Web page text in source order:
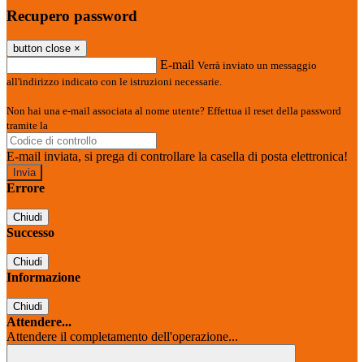
Recupero password
button close ×
E-mail Verrà inviato un messaggio
all'indirizzo indicato con le istruzioni necessarie.
Non hai una e-mail associata al nome utente? Effettua il reset della password
tramite la
E-mail inviata, si prega di controllare la casella di posta elettronica!
Errore
Chiudi
Successo
Chiudi
Informazione
Chiudi
Attendere...
Attendere il completamento dell'operazione...